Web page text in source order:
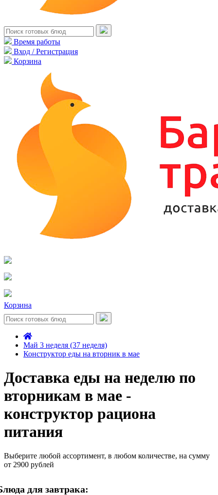
Время работы
Вход / Регистрация
Корзина
Корзина
Май 3 неделя (37 неделя)
Конструктор еды на вторник в мае
Доставка еды на неделю по
вторникам в мае -
конструктор рациона
питания
Выберите любой ассортимент, в любом количестве, на сумму
от 2900 рублей
для завтрака: